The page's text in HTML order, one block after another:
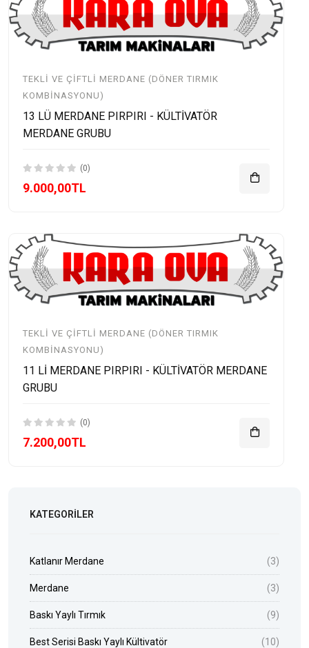
TEKLI VE ÇIFTLI MERDANE (DÖNER TIRMIK
KOMBINASYONU)
13 LÜ MERDANE PIRPIRI - KÜLTİVATÖR
MERDANE GRUBU
(0)
9.000,00TL
TEKLI VE ÇIFTLI MERDANE (DÖNER TIRMIK
KOMBINASYONU)
11 Lİ MERDANE PIRPIRI - KÜLTİVATÖR MERDANE
GRUBU
(0)
7.200,00TL
KATEGORILER
Katlanır Merdane (3)
Merdane (3)
Baskı Yaylı Tırmık (9)
Best Serisi Baskı Yaylı Kültivatör (10)